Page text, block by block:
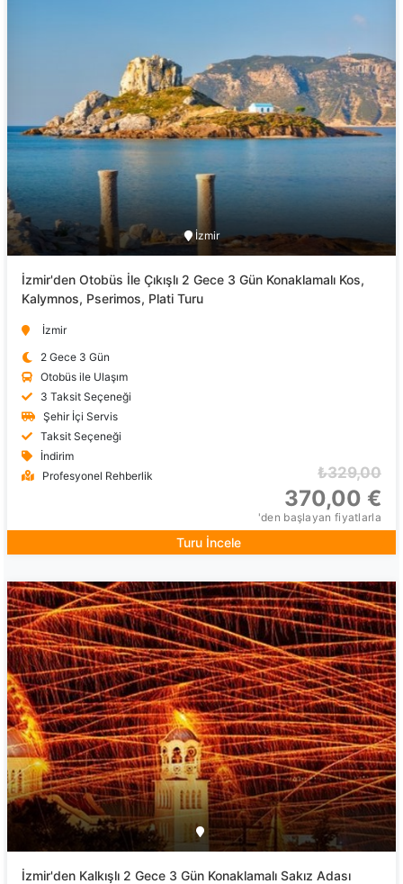
İzmir
İzmir'den Otobüs İle Çıkışlı 2 Gece 3 Gün Konaklamalı Kos,
Kalymnos, Pserimos, Plati Turu
İzmir
2 Gece 3 Gün
Otobüs ile Ulaşım
3 Taksit Seçeneği
Şehir İçi Servis
Taksit Seçeneği
İndirim
Profesyonel Rehberlik
₺329,00
370,00 €
'den başlayan fiyatlarla
Turu İncele
İzmir'den Kalkışlı 2 Gece 3 Gün Konaklamalı Sakız Adası